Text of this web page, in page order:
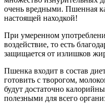
очень вредными. Пшенная
настоящей находкой!
При умеренном
воздействие, то есть
защищается от излишков
Пшенка входит в состав
готовить с творогом,
будут достаточно
полезными для всего